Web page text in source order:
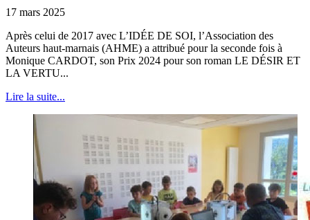
17 mars 2025
Après celui de 2017 avec L’IDÉE DE SOI, l’Association des
Auteurs haut-marnais (AHME) a attribué pour la seconde fois à
Monique CARDOT, son Prix 2024 pour son roman LE DÉSIR ET
LA VERTU...
Lire la suite...